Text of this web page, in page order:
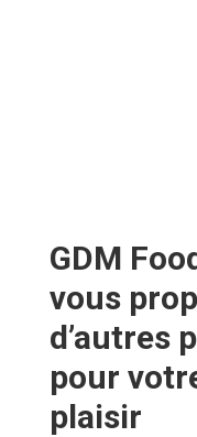
GDM
vous
d’autres
pour
plaisir